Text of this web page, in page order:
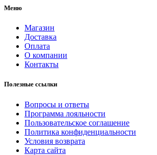
Меню
Магазин
Доставка
Оплата
О компании
Контакты
Полезные ссылки
Вопросы и ответы
Программа лояльности
Пользовательское соглашение
Политика конфиденциальности
Условия возврата
Карта сайта